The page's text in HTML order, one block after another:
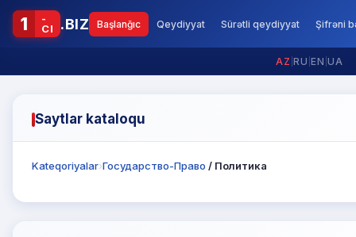
1
-
CI
.BIZ Başlanğıc Qeydiyyat Sürətli qeydiyyat Şifrəni
AZ RU EN UA
Saytlar kataloqu
Kateqoriyalar›Государство-Право / Политика